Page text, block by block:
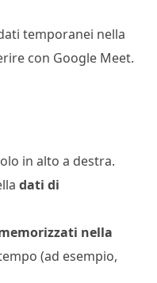
temporanei nella
con Google Meet.
in alto a destra.
dati di
nella
(ad esempio,